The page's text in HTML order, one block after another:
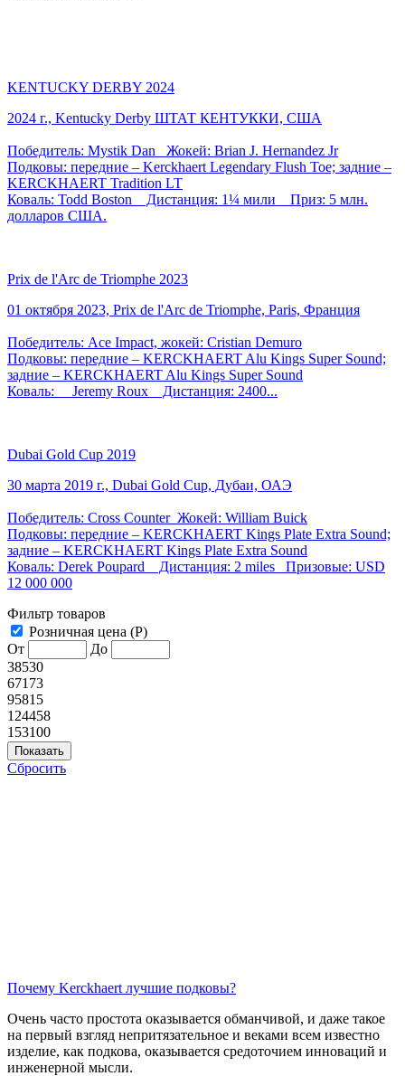
KENTUCKY DERBY 2024
2024 г., Kentucky Derby ШТАТ КЕНТУККИ, США
Победитель: Mystik Dan Жокей: Brian J. Hernandez Jr
Подковы: передние – Kerckhaert Legendary Flush Toe; задние –
KERCKHAERT Tradition LT
Коваль: Todd Boston Дистанция: 1¼ мили Приз: 5 млн.
долларов США.
Prix de l'Arc de Triomphe 2023
01 октября 2023, Prix de l'Arc de Triomphe, Paris, Франция
Победитель: Ace Impact, жокей: Cristian Demuro
Подковы: передние – KERCKHAERT Alu Kings Super Sound;
задние – KERCKHAERT Alu Kings Super Sound
Коваль: Jeremy Roux Дистанция: 2400...
Dubai Gold Cup 2019
30 марта 2019 г., Dubai Gold Cup, Дубаи, ОАЭ
Победитель: Cross Counter Жокей: William Buick
Подковы: передние – KERCKHAERT Kings Plate Extra Sound;
задние – KERCKHAERT Kings Plate Extra Sound
Коваль: Derek Poupard Дистанция: 2 miles Призовые: USD
12 000 000
Фильтр товаров
Розничная цена (Р)
От
До
38530
67173
95815
124458
153100
Сбросить
Почему Kerckhaert лучшие подковы?
Очень часто простота оказывается обманчивой, и даже такое
на первый взгляд непритязательное и веками всем известно
изделие, как подкова, оказывается средоточием инноваций и
инженерной мысли.